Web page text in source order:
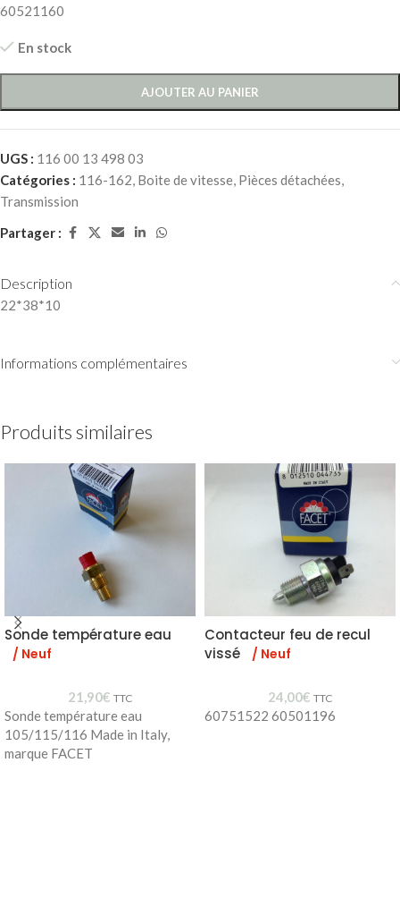
60521160
En stock
AJOUTER AU PANIER
UGS : 116 00 13 498 03
Catégories : 116-162, Boite de vitesse, Pièces détachées,
Transmission
Partager :
Description
22*38*10
Informations complémentaires
Produits similaires
Sonde température eau
/ Neuf
21,90€ TTC
Sonde température eau
105/115/116 Made in Italy,
marque FACET
Contacteur feu de recul
vissé
/ Neuf
24,00€ TTC
60751522 60501196